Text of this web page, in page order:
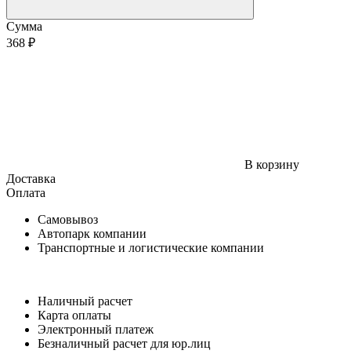
Сумма
368 ₽
В корзину
Доставка
Оплата
Самовывоз
Автопарк компании
Транспортные и логистические компании
Наличный расчет
Карта оплаты
Электронный платеж
Безналичный расчет для юр.лиц